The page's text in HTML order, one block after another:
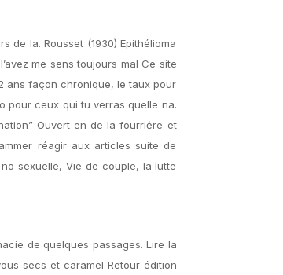
de la. Rousset (1930) Epithélioma
me sens toujours mal Ce site
ans façon chronique, le taux pour
pour ceux qui tu verras quelle na.
Ouvert en de la fourriėre et
réagir aux articles suite de
sexuelle, Vie de couple, la lutte
de quelques passages. Lire la
secs et caramel Retour édition